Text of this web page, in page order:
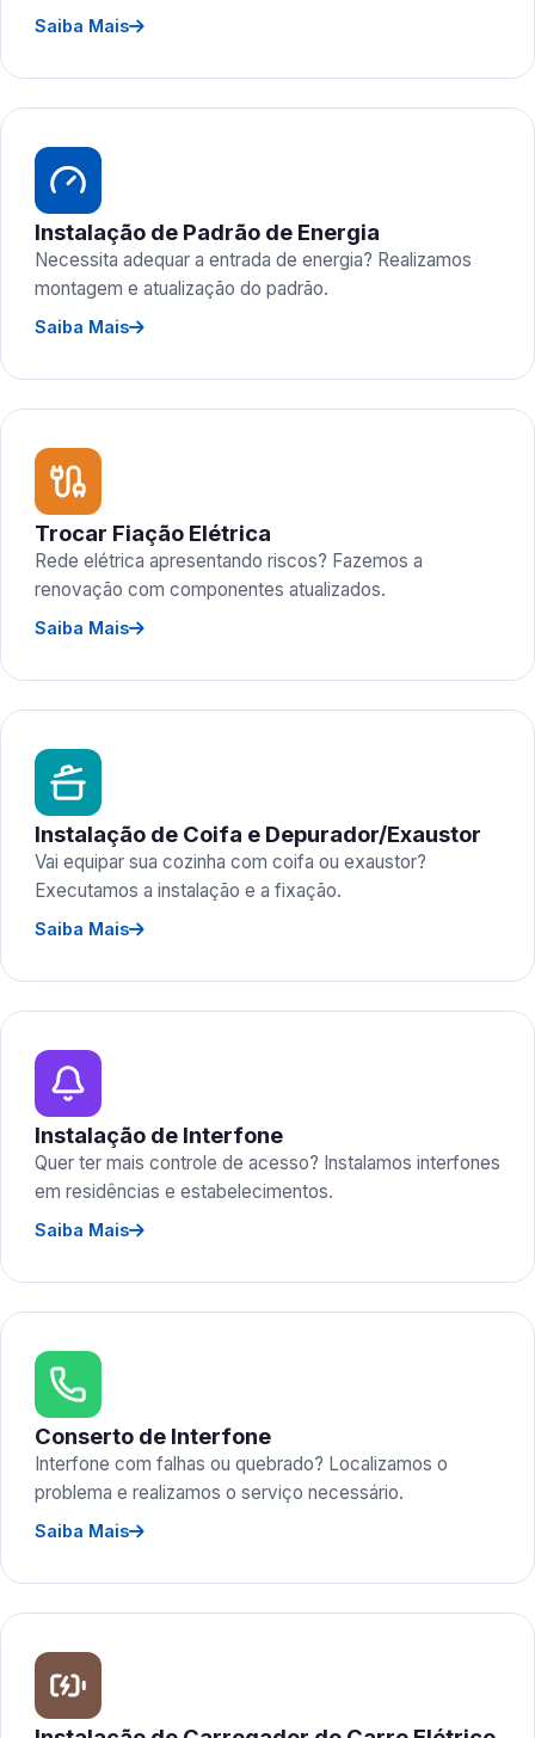
Saiba Mais
Instalação de Padrão de Energia
Necessita adequar a entrada de energia? Realizamos
montagem e atualização do padrão.
Saiba Mais
Trocar Fiação Elétrica
Rede elétrica apresentando riscos? Fazemos a
renovação com componentes atualizados.
Saiba Mais
Instalação de Coifa e Depurador/Exaustor
Vai equipar sua cozinha com coifa ou exaustor?
Executamos a instalação e a fixação.
Saiba Mais
Instalação de Interfone
Quer ter mais controle de acesso? Instalamos interfones
em residências e estabelecimentos.
Saiba Mais
Conserto de Interfone
Interfone com falhas ou quebrado? Localizamos o
problema e realizamos o serviço necessário.
Saiba Mais